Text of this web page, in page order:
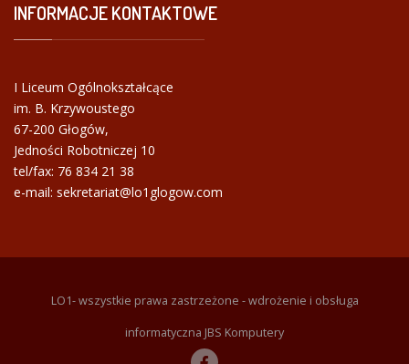
INFORMACJEKONTAKTOWE
I Liceum Ogólnokształcące
im. B. Krzywoustego
67-200 Głogów,
Jedności Robotniczej 10
tel/fax: 76 834 21 38
e-mail: sekretariat@lo1glogow.com
LO1- wszystkie prawa zastrzeżone - wdrożenie i obsługa
informatyczna JBS Komputery